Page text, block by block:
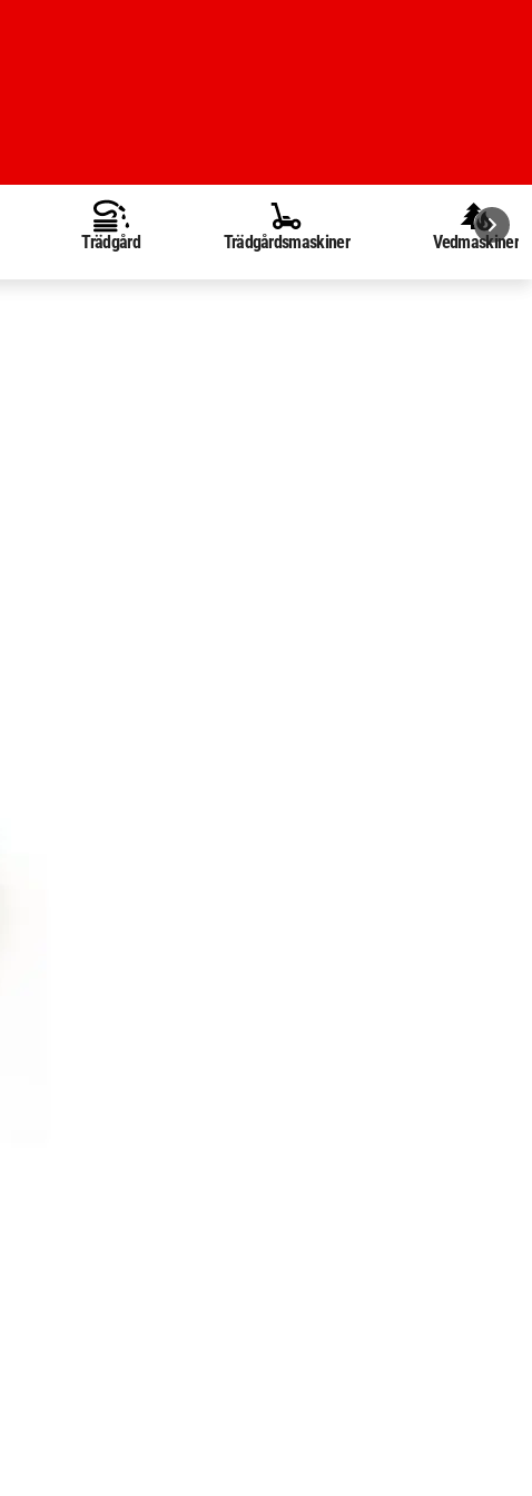
Trädgård Trädgårdsmaskiner Vedmaskiner